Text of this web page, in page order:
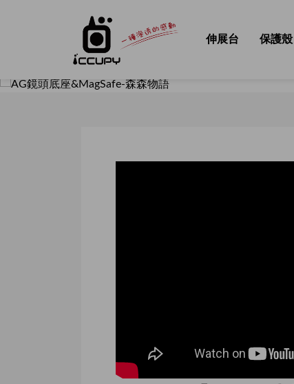
伸展台 保護殼